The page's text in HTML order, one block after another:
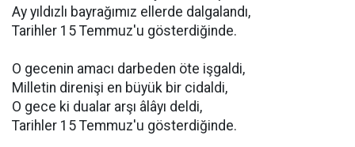
Ay yıldızlı bayrağımız ellerde dalgalandı,
Tarihler 15 Temmuz'u gösterdiğinde.
O gecenin amacı darbeden öte işgaldi,
Milletin direnişi en büyük bir cidaldi,
O gece ki dualar arşı âlâyı deldi,
Tarihler 15 Temmuz'u gösterdiğinde.